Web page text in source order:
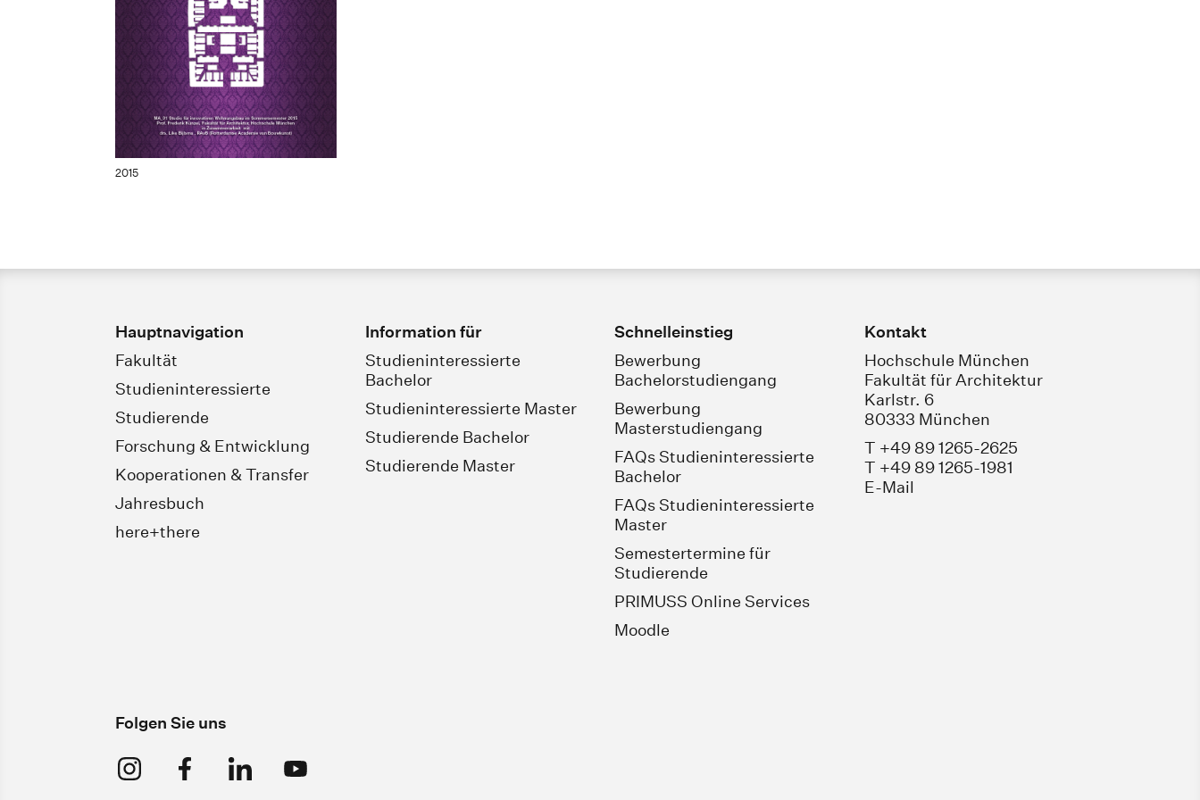
2015
Hauptnavigation
Fakultät
Studieninteressierte
Studierende
Forschung & Entwicklung
Kooperationen & Transfer
Jahresbuch
here+there
Information für
Studieninteressierte
Bachelor
Studieninteressierte Master
Studierende Bachelor
Studierende Master
Schnelleinstieg
Bewerbung
Bachelorstudiengang
Bewerbung
Masterstudiengang
FAQs Studieninteressierte
Bachelor
FAQs Studieninteressierte
Master
Semestertermine für
Studierende
PRIMUSS Online Services
Moodle
Kontakt
Hochschule München
Fakultät für Architektur
Karlstr. 6
80333 München
T +49 89 1265-2625
T +49 89 1265-1981
E-Mail
Folgen Sie uns